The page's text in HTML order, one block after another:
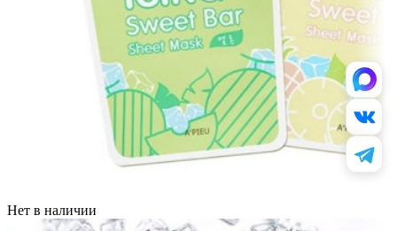
Нет в наличии